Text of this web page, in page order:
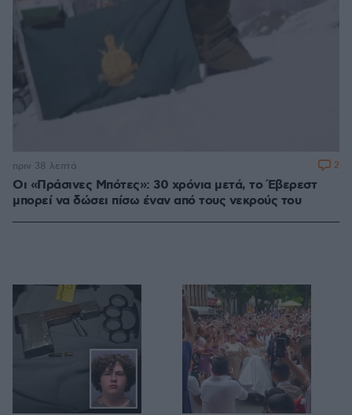
Οι «Πράσινες Μπότες»: 30 χρόνια μετά, το Έβερεστ
μπορεί να δώσει πίσω έναν από τους νεκρούς του
πριν 38 λεπτά 2